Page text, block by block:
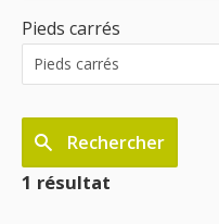
Pieds carrés
Rechercher
1 résultat